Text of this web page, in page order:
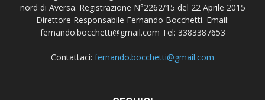
nord di Aversa. Registrazione N°2262/15 del 22 Aprile 2015
Direttore Responsabile Fernando Bocchetti. Email:
fernando.bocchetti@gmail.com Tel: 3383387653
Contattaci: fernando.bocchetti@gmail.com